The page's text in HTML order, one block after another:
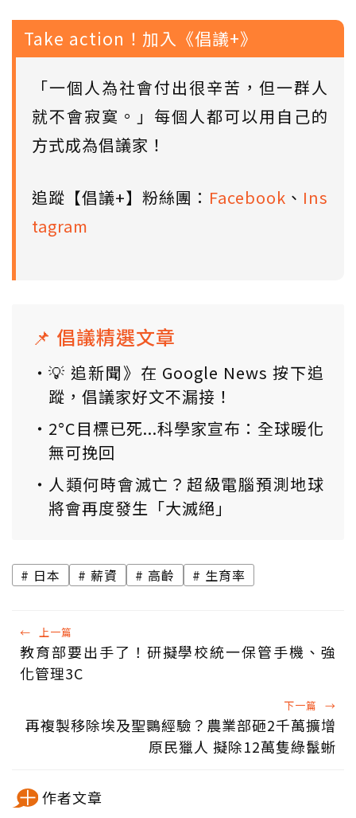
Take action！加入《倡議+》
「一個人為社會付出很辛苦，但一群人
就不會寂寞。」每個人都可以用自己的
方式成為倡議家！
追蹤【倡議+】粉絲團： Facebook 、 Ins
tagram
📌 倡議精選文章
💡 追新聞》在 Google News 按下追
蹤，倡議家好文不漏接！
2°C目標已死...科學家宣布：全球暖化
無可挽回
人類何時會滅亡？超級電腦預測地球
將會再度發生「大滅絕」
日本 薪資 高齡 生育率
← 上一篇
教育部要出手了！研擬學校統一保管手機、強
化管理3C
下一篇 →
再複製移除埃及聖䴉經驗？農業部砸2千萬擴增
原民獵人 擬除12萬隻綠鬣蜥
作者文章